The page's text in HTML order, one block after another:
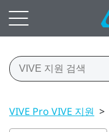
VIVE Pro VIVE 지원 >